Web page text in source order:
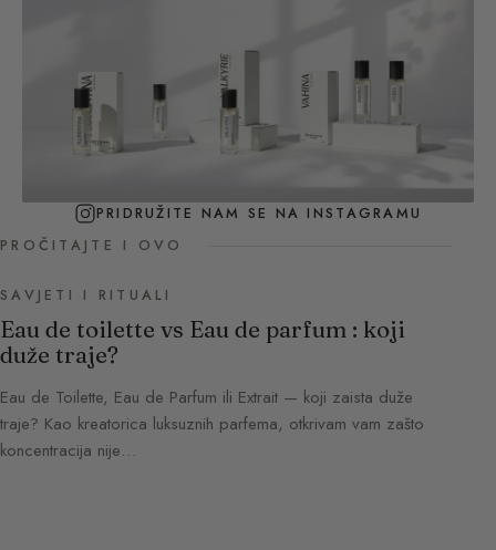
PRIDRUŽITE NAM SE NA INSTAGRAMU
PROČITAJTE I OVO
SAVJETI I RITUALI
Eau de toilette vs Eau de parfum : koji
duže traje?
Eau de Toilette, Eau de Parfum ili Extrait — koji zaista duže
traje? Kao kreatorica luksuznih parfema, otkrivam vam zašto
koncentracija nije…